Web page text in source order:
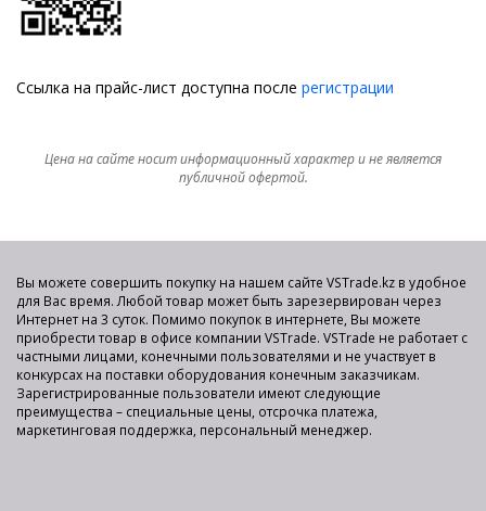
Ссылка на прайс-лист доступна после регистрации
Цена на сайте носит информационный характер и не является
публичной офертой.
Вы можете совершить покупку на нашем сайте VSTrade.kz в удобное
для Вас время. Любой товар может быть зарезервирован через
Интернет на 3 суток. Помимо покупок в интернете, Вы можете
приобрести товар в офисе компании VSTrade. VSTrade не работает с
частными лицами, конечными пользователями и не участвует в
конкурсах на поставки оборудования конечным заказчикам.
Зарегистрированные пользователи имеют следующие
преимущества – специальные цены, отсрочка платежа,
маркетинговая поддержка, персональный менеджер.